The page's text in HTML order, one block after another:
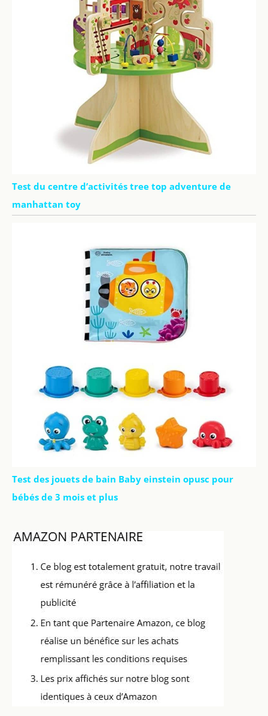
Test du centre d’activités tree top adventure de
manhattan toy
Test des jouets de bain Baby einstein opusc pour
bébés de 3 mois et plus